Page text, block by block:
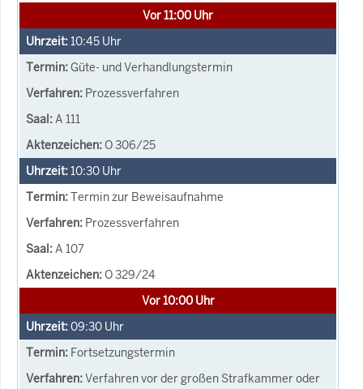
Vor 11:00 Uhr
10:45 Uhr
Güte- und Verhandlungstermin
Prozessverfahren
A 111
O 306/25
10:30 Uhr
Termin zur Beweisaufnahme
Prozessverfahren
A 107
O 329/24
Vor 10:00 Uhr
09:30 Uhr
Fortsetzungstermin
Verfahren vor der großen Strafkammer oder